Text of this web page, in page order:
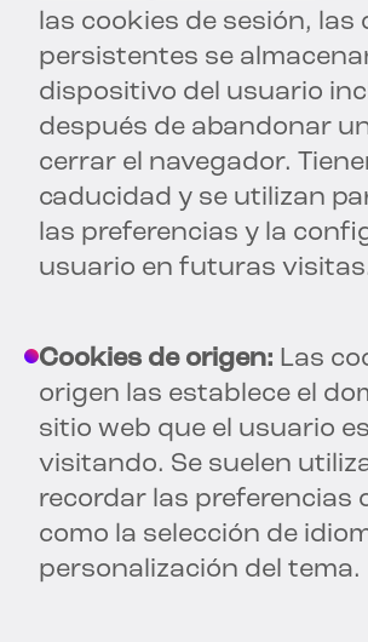
las cookies de sesión, las
persistentes se
dispositivo del usuario
después de abandonar
cerrar el navegador.
caducidad y se utilizan
las preferencias y la
usuario en futuras
Cookies de origen: Las
origen las establece el
sitio web que el usuario
visitando. Se suelen
recordar las preferencias
como la selección de
personalización del tema.